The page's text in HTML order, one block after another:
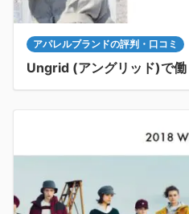
アパレルブランドの評判・口コミ
Ungrid (アングリッド)で働